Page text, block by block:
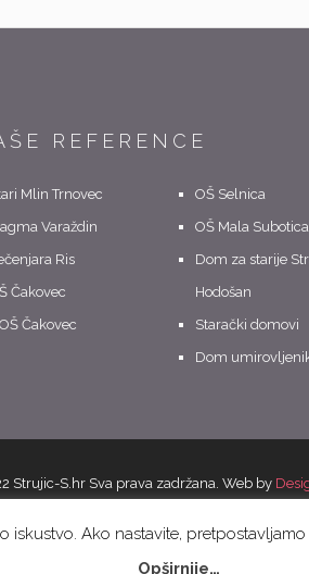
REFERENCE
Mlin Trnovec
Varaždin
Ris
Čakovec
Čakovec
OŠ Selnica
OŠ Mala Subotica
Dom za starije
Hodošan
Starački domovi
Dom
Strujic-S.hr Sva prava zadržana. Web by
Ako nastavite,
Opširnije…